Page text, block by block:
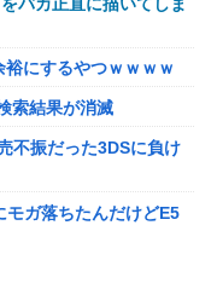
にするやつｗｗｗｗ
索結果が消滅
不振だった3DSに負け
モガ落ちたんだけどE5
にするやつｗｗｗｗ